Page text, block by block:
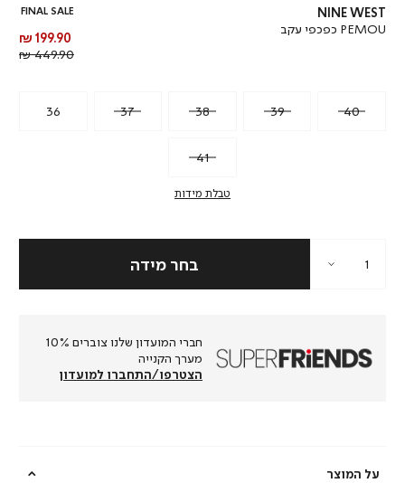
NINE WEST
PEMOU כפכפי עקב
FINAL SALE
מחיר
מוצר
199.90 ₪
449.90 ₪
36 37 38 39 40
41
טבלת מידות
חברי המועדון שלנו צוברים 10%
מערך הקנייה
הצטרפו/התחברו למועדון
על המוצר